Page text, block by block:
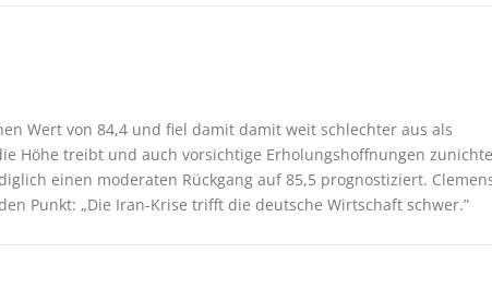
Wert von 84,4 und fiel damit damit weit schlechter aus als
Höhe treibt und auch vorsichtige Erholungshoffnungen zunichte
einen moderaten Rückgang auf 85,5 prognostiziert.
Punkt: „Die Iran-Krise trifft die deutsche Wirtschaft schwer.”